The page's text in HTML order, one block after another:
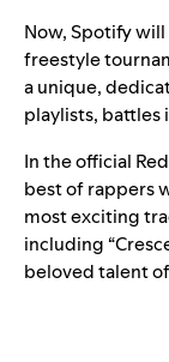
Now, Spotify
freestyle
a unique,
playlists, battles
In the official
best of rappers
most exciting
including
beloved talent